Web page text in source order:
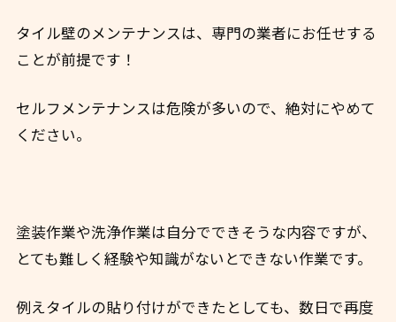
タイル壁のメンテナンスは、専門の業者にお任せする
ことが前提です！
セルフメンテナンスは危険が多いので、絶対にやめて
ください。
塗装作業や洗浄作業は自分でできそうな内容ですが、
とても難しく経験や知識がないとできない作業です。
例えタイルの貼り付けができたとしても、数日で再度